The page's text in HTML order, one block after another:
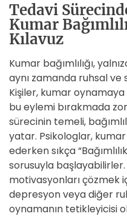
Tedavi
Kumar
Kılavuz
Kumar bağımlılığı,
aynı zamanda ruhsal
Kişiler, kumar
bu eylemi bırakmada
sürecinin temeli,
yatar. Psikologlar, kumar
ederken sıkça
sorusuyla başlayabilirler.
motivasyonları çözmek
depresyon veya diğer
oynamanın tetikleyicisi